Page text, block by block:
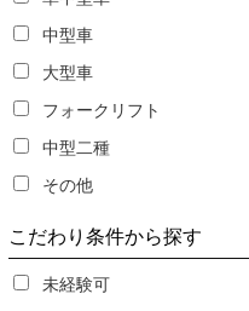
中型車
大型車
フォークリフト
中型二種
その他
こだわり条件から探す
未経験可